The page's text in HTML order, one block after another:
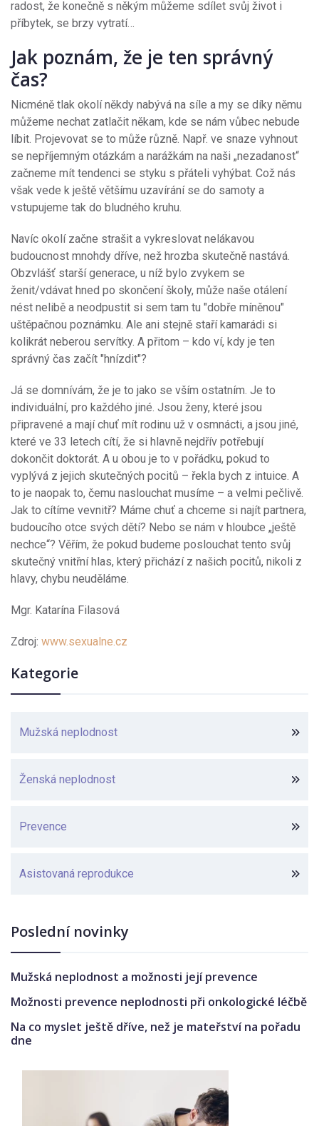
radost, že konečně s někým můžeme sdílet svůj život i
příbytek, se brzy vytratí…
Jak poznám, že je ten správný
čas?
Nicméně tlak okolí někdy nabývá na síle a my se díky němu
můžeme nechat zatlačit někam, kde se nám vůbec nebude
líbit. Projevovat se to může různě. Např. ve snaze vyhnout
se nepříjemným otázkám a narážkám na naši „nezadanost“
začneme mít tendenci se styku s přáteli vyhýbat. Což nás
však vede k ještě většímu uzavírání se do samoty a
vstupujeme tak do bludného kruhu.
Navíc okolí začne strašit a vykreslovat nelákavou
budoucnost mnohdy dříve, než hrozba skutečně nastává.
Obzvlášť starší generace, u níž bylo zvykem se
ženit/vdávat hned po skončení školy, může naše otálení
nést nelibě a neodpustit si sem tam tu "dobře míněnou"
uštěpačnou poznámku. Ale ani stejně staří kamarádi si
kolikrát neberou servítky. A přitom – kdo ví, kdy je ten
správný čas začít "hnízdit"?
Já se domnívám, že je to jako se vším ostatním. Je to
individuální, pro každého jiné. Jsou ženy, které jsou
připravené a mají chuť mít rodinu už v osmnácti, a jsou jiné,
které ve 33 letech cítí, že si hlavně nejdřív potřebují
dokončit doktorát. A u obou je to v pořádku, pokud to
vyplývá z jejich skutečných pocitů – řekla bych z intuice. A
to je naopak to, čemu naslouchat musíme – a velmi pečlivě.
Jak to cítíme vevnitř? Máme chuť a chceme si najít partnera,
budoucího otce svých dětí? Nebo se nám v hloubce „ještě
nechce“? Věřím, že pokud budeme poslouchat tento svůj
skutečný vnitřní hlas, který přichází z našich pocitů, nikoli z
hlavy, chybu neuděláme.
Mgr. Katarína Filasová
Zdroj: www.sexualne.cz
Kategorie
Mužská neplodnost
Ženská neplodnost
Prevence
Asistovaná reprodukce
Poslední novinky
Mužská neplodnost a možnosti její prevence
Možnosti prevence neplodnosti při onkologické léčbě
Na co myslet ještě dříve, než je mateřství na pořadu
dne